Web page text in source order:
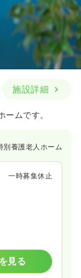
施設詳細
ムです。
別養護老人ホーム
一時募集休止
見る